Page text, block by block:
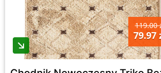
119.00
79.97